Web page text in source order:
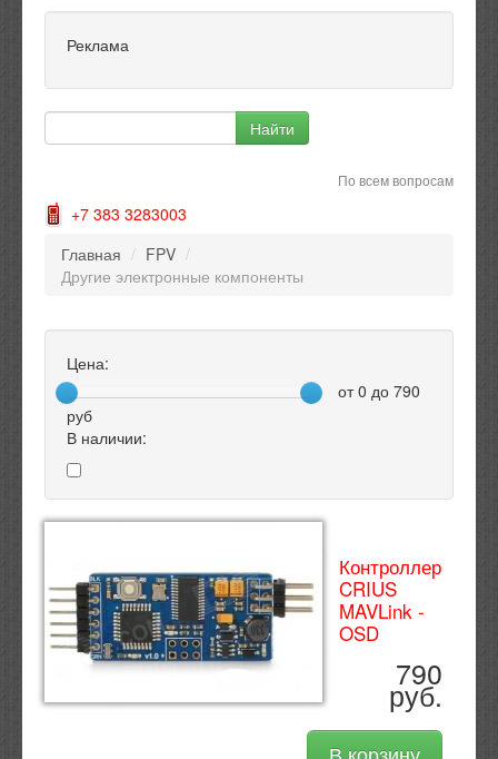
Реклама
По всем вопросам
+7 383 3283003
Главная / FPV /
Другие электронные компоненты
Цена:
от0 до 790
руб
В наличии:
Контроллер
CRIUS
MAVLink -
OSD
790
руб.